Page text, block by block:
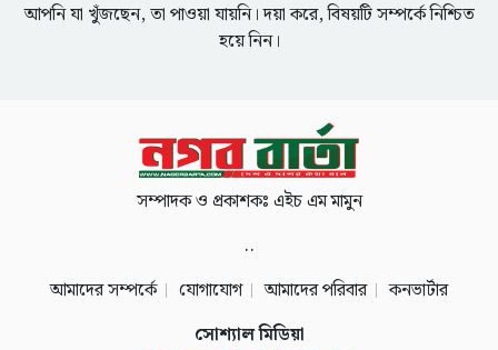
আপনি যা খুঁজছেন, তা পাওয়া যায়নি। দয়া করে, বিষয়টি সম্পর্কে নিশ্চিত
হয়ে নিন।
সম্পাদক ও প্রকাশকঃ এইচ এম মামুন
..
আমাদের সম্পর্কে
যোগাযোগ আমাদের পরিবার
কনভার্টার
সোশ্যাল মিডিয়া